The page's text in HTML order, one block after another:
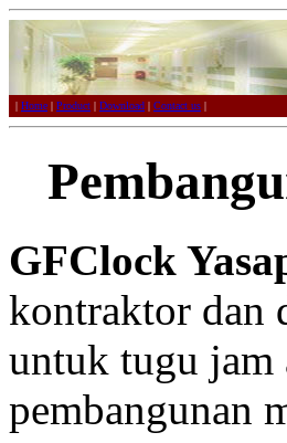
| Home | Product | Download | Contact us |
GFClock
kontraktor dan
untuk tugu jam
pembangunan